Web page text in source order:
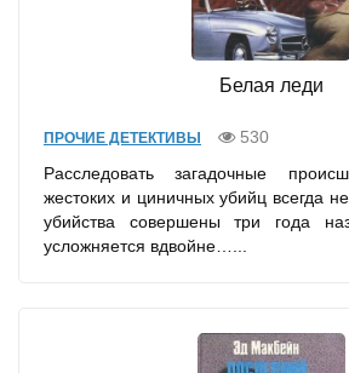
Белая леди
ПРОЧИЕ ДЕТЕКТИВЫ
530
Расследовать загадочные
жестоких и циничных убийц всегда
убийства совершены три года
усложняется вдвойне…...